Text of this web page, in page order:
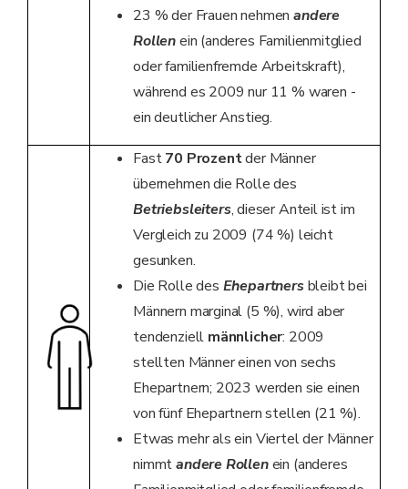
23 % der Frauen nehmenandere
Rollenein (anderes Familienmitglied
oder familienfremde Arbeitskraft),
während es 2009 nur 11 % waren -
ein deutlicher Anstieg.
Fast70 Prozentder Männer
übernehmen die Rolle des
Betriebsleiters, dieser Anteil ist im
Vergleich zu 2009 (74 %) leicht
gesunken.
Die Rolle des Ehepartners bleibt bei
Männern marginal (5 %), wird aber
tendenziell männlicher: 2009
stellten Männer einen von sechs
Ehepartnern; 2023 werden sie einen
von fünf Ehepartnern stellen (21 %).
Etwas mehr als ein Viertel der Männer
nimmtandere Rollenein (anderes